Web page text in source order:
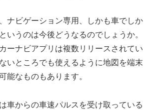
ナビゲーション専用、しかも車でしか
いうのは今後どうなるのでしょうか。
ーナビアプリは複数リリースされてい
いところでも使えるように地図を端末
能なものもあります。
車からの車速パルスを受け取っている